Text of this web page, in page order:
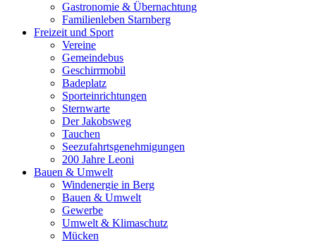
Gastronomie & Übernachtung
Familienleben Starnberg
Freizeit und Sport
Vereine
Gemeindebus
Geschirrmobil
Badeplatz
Sporteinrichtungen
Sternwarte
Der Jakobsweg
Tauchen
Seezufahrtsgenehmigungen
200 Jahre Leoni
Bauen & Umwelt
Windenergie in Berg
Bauen & Umwelt
Gewerbe
Umwelt & Klimaschutz
Mücken